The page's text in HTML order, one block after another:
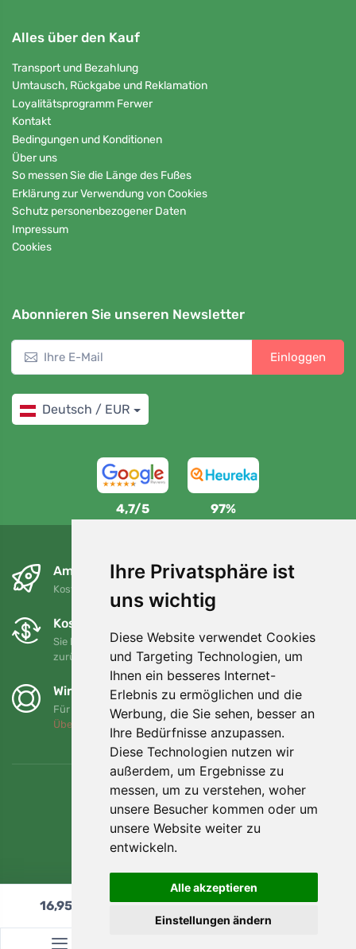
Ihre Privatsphäre ist
uns wichtig
Diese Website verwendet Cookies
und Targeting Technologien, um
Ihnen ein besseres Internet-
Erlebnis zu ermöglichen und die
Werbung, die Sie sehen, besser an
Ihre Bedürfnisse anzupassen.
Diese Technologien nutzen wir
außerdem, um Ergebnisse zu
messen, um zu verstehen, woher
unsere Besucher kommen oder um
unsere Website weiter zu
entwickeln.
Alle akzeptieren
Einstellungen ändern
Alles über den Kauf
Transport und Bezahlung
Umtausch, Rückgabe und Reklamation
Loyalitätsprogramm Ferwer
Kontakt
Bedingungen und Konditionen
Über uns
So messen Sie die Länge des Fußes
Erklärung zur Verwendung von Cookies
Schutz personenbezogener Daten
Impressum
Cookies
Abonnieren Sie unseren Newsletter
Einloggen
Deutsch / EUR
4,7/5 97%
Am nächsten Tag und kostenlos
Kostenloser Versand für Bestellungen über 80 EUR
Kostenloser Umtausch und Rückgabe
Sie können Ihre Bestellung jederzeit innerhalb von 90 Tagen
zurückgeben oder umtauschen.
Wir unterstützen Trees.org
Für jede Bestellung pflanzen wir einen Baum! Mehr lesen
Über uns
16,95 In den Warenkorb